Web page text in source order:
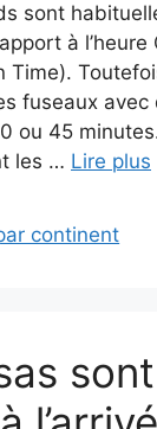
sont
à l’heure
Time).
fuseaux avec
ou 45
les … Lire plus
continent
sont